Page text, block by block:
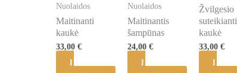
Nuolaidos
Maitinanti
kaukė
33,00€
Į
Nuolaidos
Maitinantis
šampūnas
24,00€
Į
Žvilgesio
suteikianti
kaukė
33,00€
Į